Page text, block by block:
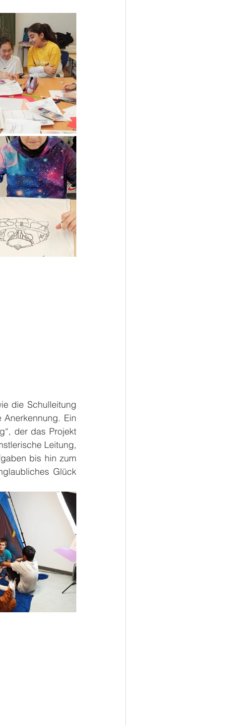
die Schulleitung
Ein
der das Projekt
Leitung,
bis hin zum
Glück